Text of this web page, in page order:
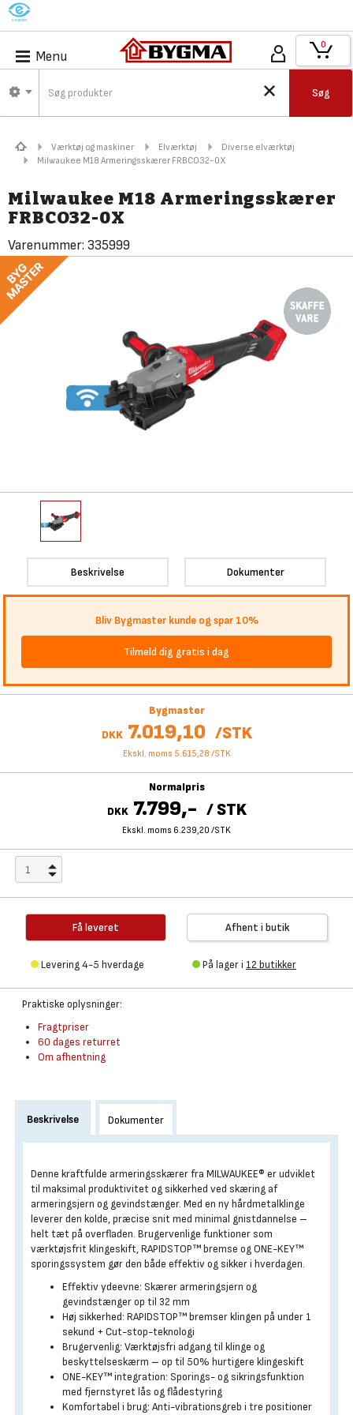
M
Menu
Søg
0
Værktøj og maskiner Elværktøj
Diverse elværktøj
Milwaukee M18 Armeringsskærer FRBCO32-0X
Milwaukee M18 Armeringsskærer
FRBCO32-0X
Varenummer: 335999
Beskrivelse Dokumenter
Bliv Bygmaster kunde og spar 10%
Tilmeld dig gratis i dag
Bygmaster
DKK 7.019,10 /STK
Ekskl. moms 5.615,28 /STK
Normalpris
DKK 7.799,- / STK
Ekskl. moms 6.239,20 /STK
Få leveret
Levering 4-5 hverdage
Afhent i butik
På lager i 12 butikker
Praktiske oplysninger:
Fragtpriser
60 dages returret
Om afhentning
Beskrivelse Dokumenter
Denne kraftfulde armeringsskærer fra MILWAUKEE® er udviklet
til maksimal produktivitet og sikkerhed ved skæring af
armeringsjern og gevindstænger. Med en ny hårdmetalklinge
leverer den kolde, præcise snit med minimal gnistdannelse –
helt tæt på overfladen. Brugervenlige funktioner som
værktøjsfrit klingeskift, RAPIDSTOP™ bremse og ONE-KEY™
sporingssystem gør den både effektiv og sikker i hverdagen.
Effektiv ydeevne: Skærer armeringsjern og
gevindstænger op til 32 mm
Høj sikkerhed: RAPIDSTOP™ bremser klingen på under 1
sekund + Cut-stop-teknologi
Brugervenlig: Værktøjsfri adgang til klinge og
beskyttelseskærm – op til 50% hurtigere klingeskift
ONE-KEY™ integration: Sporings- og sikringsfunktion
med fjernstyret lås og flådestyring
Komfortabel i brug: Anti-vibrationsgreb i tre positioner